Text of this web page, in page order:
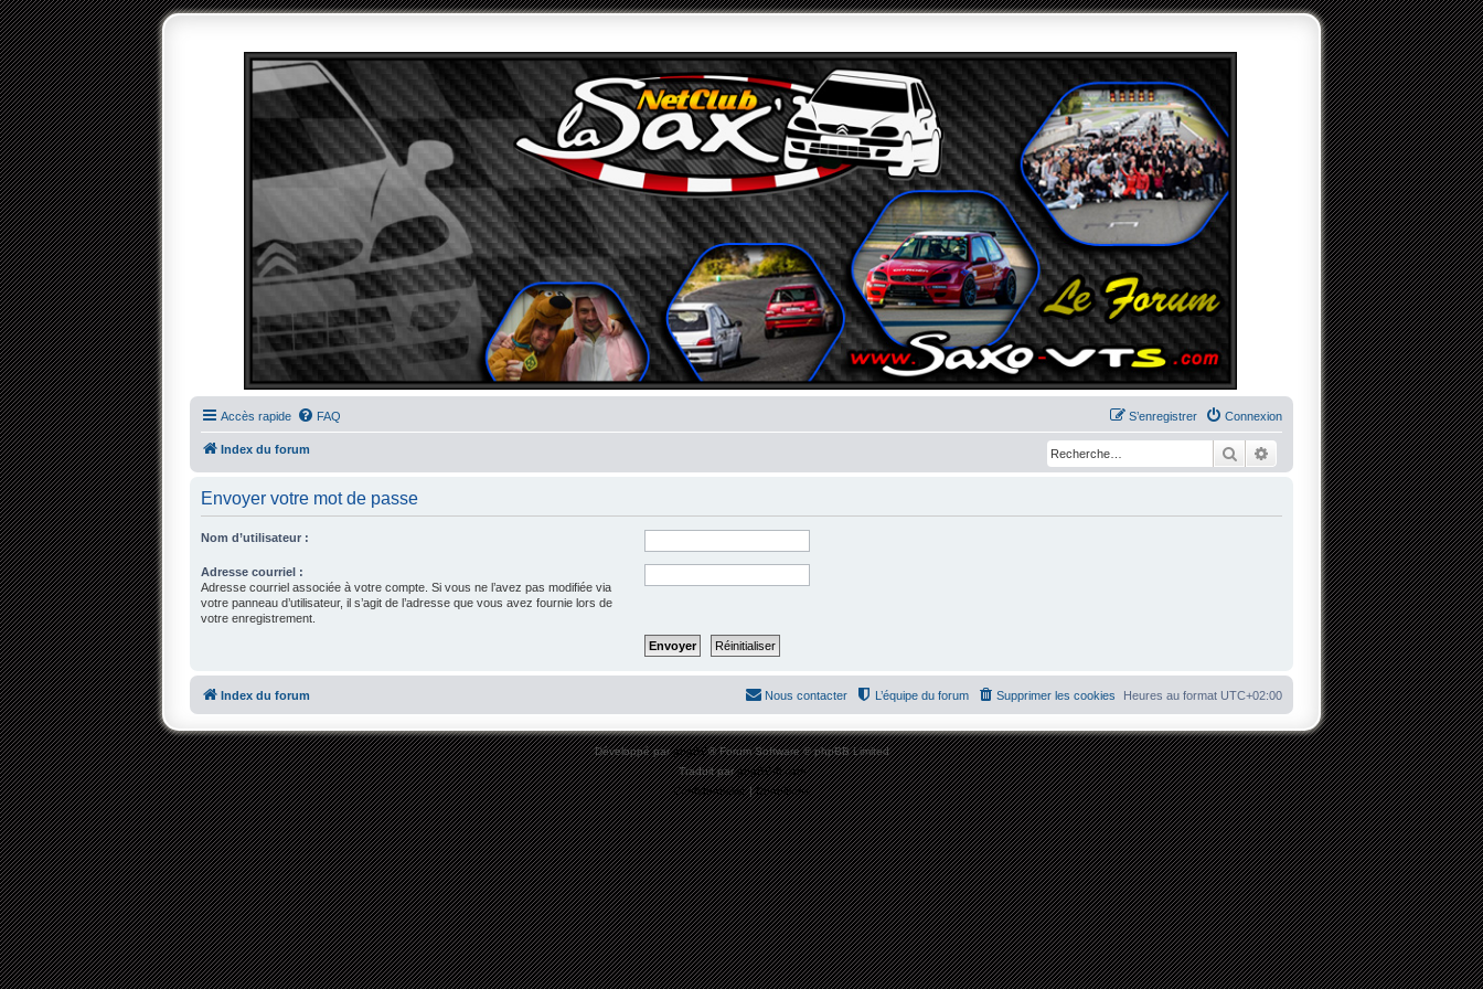
Accès rapide FAQ Connexion
S’enregistrer
Index du forum RechercherRecherche avancée
Envoyer votre mot de passe
Nom d’utilisateur :
Adresse courriel :
Adresse courriel associée à votre compte. Si vous ne l’avez pas modifiée via
votre panneau d’utilisateur, il s’agit de l’adresse que vous avez fournie lors de
votre enregistrement.
Index du forum Heures au format UTC+02:00
Supprimer les cookies
L’équipe du forum
Nous contacter
Développé parphpBB® Forum Software © phpBB Limited
Traduit parphpBB-fr.com
Confidentialité|Conditions